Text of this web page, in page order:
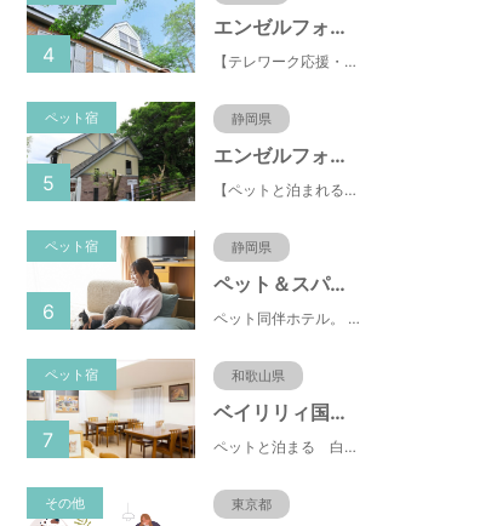
エンゼルフォレスト伊豆スカイライン
【テレワーク応援・ペットと泊まれる】ゴルフ場隣接のまるごと貸切別荘（自炊OK）
4
ペット宿 静岡県
エンゼルフォレスト伊豆高原(赤沢望洋台)
【ペットと泊まれる】源泉かけ流し温泉付の1棟貸切別荘（自炊OK）全別荘内装リフォーム済み♪
5
ペット宿 静岡県
ペット＆スパホテル伊豆高原
ペット同伴ホテル。 快適な施設と癒しの温泉、京風懐石をご堪能ください。
6
ペット宿 和歌山県
ベイリリィ国民宿舎しらゆり荘
ペットと泊まる 白浜温泉 ベイリリィ国民宿舎しらゆり荘
7
その他 東京都